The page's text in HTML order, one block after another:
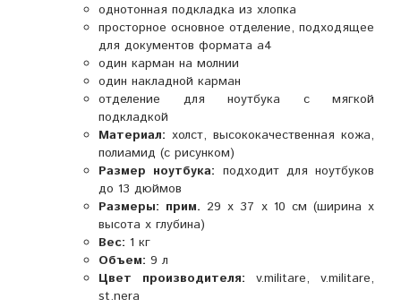
однотонная подкладка из хлопка
просторное основное отделение, подходящее
для документов формата а4
один карман на молнии
один накладной карман
отделение для ноутбука с мягкой
подкладкой
Материал: холст, высококачественная кожа,
полиамид (с рисунком)
Размер ноутбука: подходит для ноутбуков
до 13 дюймов
Размеры: прим. 29 x 37 x 10 см (ширина x
высота x глубина)
Вес: 1 кг
Объем: 9 л
Цвет производителя:
v.militare, v.militare,
st.nera